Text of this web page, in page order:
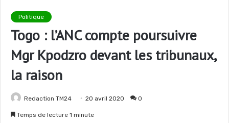
Politique
Togo : l’ANC compte poursuivre
Mgr Kpodzro devant les tribunaux,
la raison
Redaction TM24 20 avril 2020 0
Temps de lecture 1 minute